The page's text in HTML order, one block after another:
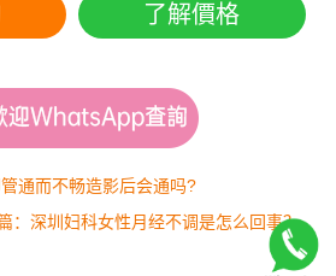
了解價格
通而不畅造影后会通吗?
：深圳妇科女性月经不调是怎么回事？